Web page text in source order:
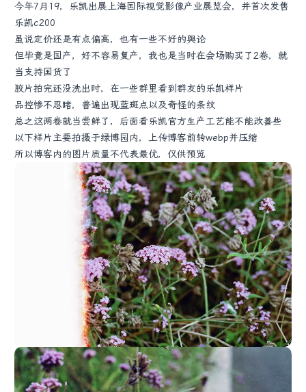
今年7月19，乐凯出展上海国际视觉影像产业展览会，并首次发售
乐凯c200
虽说定价还是有点偏高，也有一些不好的舆论
但毕竟是国产，好不容易复产，我也是当时在会场购买了2卷，就
当支持国货了
胶片拍完还没洗出时，在一些群里看到群友的乐凯样片
品控惨不忍睹，普遍出现蓝斑点以及奇怪的条纹
总之这两卷就当尝鲜了，后面看乐凯官方生产工艺能不能改善些
以下样片主要拍摄于绿博园内，上传博客前转webp并压缩
所以博客内的图片质量不代表最优，仅供预览